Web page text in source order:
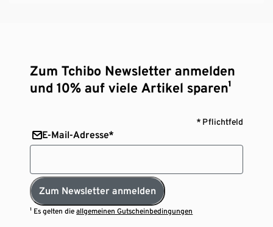
Zum Tchibo Newsletter anmelden
und 10% auf viele Artikel sparen¹
* Pflichtfeld
E-Mail-Adresse*
Zum Newsletter anmelden
¹ Es gelten dieallgemeinen Gutscheinbedingungen